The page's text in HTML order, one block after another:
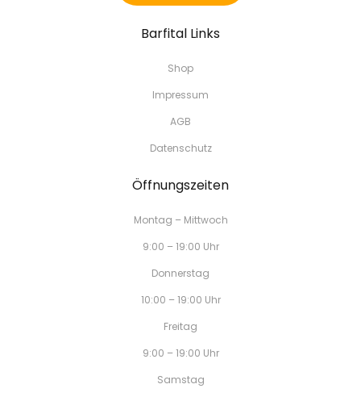
Barfital Links
Shop
Impressum
AGB
Datenschutz
Öffnungszeiten
Montag – Mittwoch
9:00 – 19:00 Uhr
Donnerstag
10:00 – 19:00 Uhr
Freitag
9:00 – 19:00 Uhr
Samstag